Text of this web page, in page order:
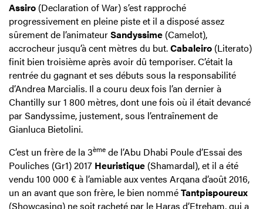
Assiro (Declaration of War) s’est rapproché
progressivement en pleine piste et il a disposé assez
sûrement de l’animateurSandyssime (Camelot),
accrocheur jusqu’à cent mètres du but.Cabaleiro (Literato)
finit bien troisième après avoir dû temporiser. C’était la
rentrée du gagnant et ses débuts sous la responsabilité
d’Andrea Marcialis. Il a couru deux fois l’an dernier à
Chantilly sur 1 800 mètres, dont une fois où il était devancé
par Sandyssime, justement, sous l’entraînement de
Gianluca Bietolini.
C’est un frère de la 3ème de l’Abu Dhabi Poule d’Essai des
Pouliches (Gr1) 2017 Heuristique (Shamardal), et il a été
vendu 100 000 € à l’amiable aux ventes Arqana d’août 2016,
un an avant que son frère, le bien nomméTantpispoureux
(Showcasing) ne soit racheté par le Haras d’Etreham, qui a